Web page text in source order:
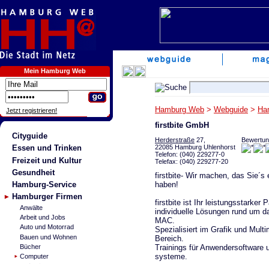
Mein Hamburg Web
Jetzt registrieren!
Cityguide
Essen und Trinken
Freizeit und Kultur
Gesundheit
Hamburg-Service
Hamburger Firmen
Anwälte
Arbeit und Jobs
Auto und Motorrad
Bauen und Wohnen
Bücher
Computer
Hamburg Web > Webguide >
firstbite GmbH
Herderstraße 27,
22085 Hamburg Uhlenhorst
Telefon: (040) 229277-0
Telefax: (040) 229277-20
firstbite- Wir machen, das Sie´s
haben!
firstbite ist Ihr leistungsstarker
individuelle Lösungen rund um
MAC.
Spezialisiert im Grafik und
Bereich.
Trainings für Anwendersoftware
systeme.